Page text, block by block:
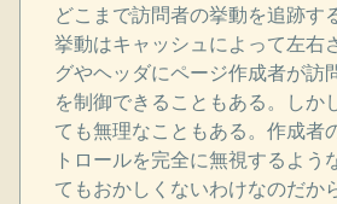
どこまで訪問者の挙動を追跡す
挙動はキャッシュによって左右
グやヘッダにページ作成者が訪
を制御できることもある。しか
ても無理なこともある。作成者
トロールを完全に無視するよう
てもおかしくないわけなのだから